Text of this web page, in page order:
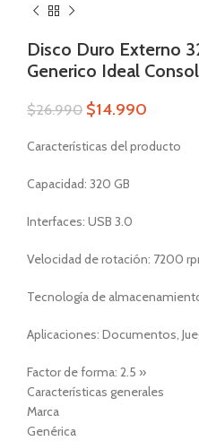
Disco Duro Externo
Generico Ideal
$26.990 $14.990
Características del producto
Capacidad: 320 GB
Interfaces: USB 3.0
Velocidad de rotación: 7200
Tecnología de
Aplicaciones: Documentos,
Factor de forma: 2.5 »
Características generales
Marca
Genérica